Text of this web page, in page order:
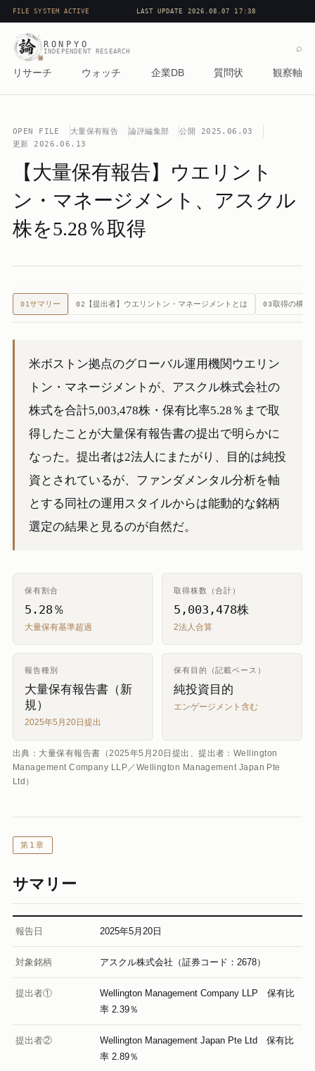
FILE SYSTEM ACTIVE LAST UPDATE 2026.08.07 17:38
RONPYO
INDEPENDENT RESEARCH
リサーチ ウォッチ 企業DB 質問状 観察軸
⌕
OPEN FILE 大量保有報告 論評編集部 公開
2025.06.03
更新 2026.06.13
【大量保有報告】ウエリント
ン・マネージメント、アスクル
株を5.28％取得
01サマリー 02 【提出者】ウエリントン・マネージメントとは 03取得の構造
米ボストン拠点のグローバル運用機関ウエリン
トン・マネージメントが、アスクル株式会社の
株式を合計5,003,478株・保有比率5.28％まで取
得したことが大量保有報告書の提出で明らかに
なった。提出者は2法人にまたがり、目的は純投
資とされているが、ファンダメンタル分析を軸
とする同社の運用スタイルからは能動的な銘柄
選定の結果と見るのが自然だ。
保有割合
5.28％
大量保有基準超過
取得株数（合計）
5,003,478株
2法人合算
報告種別
大量保有報告書（新
規）
2025年5月20日提出
保有目的（記載ベース）
純投資目的
エンゲージメント含む
出典：大量保有報告書（2025年5月20日提出、提出者：Wellington
Management Company LLP／Wellington Management Japan Pte
Ltd）
第1章
サマリー
報告日 2025年5月20日
対象銘柄 アスクル株式会社（証券コード：2678）
提出者①
Wellington Management Company LLP 保有比
率 2.39％
提出者②
Wellington Management Japan Pte Ltd 保有比
率 2.89％